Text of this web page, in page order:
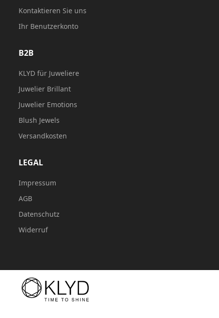
Kontaktieren Sie uns
Ihr Benutzerkonto
B2B
KLYD für Juweliere
Juwelier Brillant
Juwelier Emotions
Blush Jewels
Versandkosten
LEGAL
Impressum
AGB
Datenschutz
Widerruf